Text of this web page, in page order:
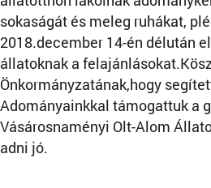
sokaságát és meleg ruhákat,
2018.december 14-én délután
állatoknak a
Önkormányzatának,hogy
Adományainkkal támogattuk a
Vásárosnaményi Olt-Alom
adni jó.